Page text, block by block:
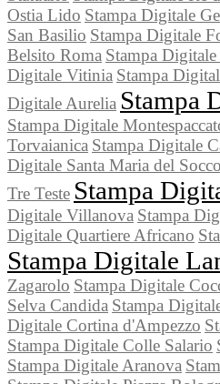
Ostia Lido Stampa Digitale
San Basilio Stampa Digitale
Belsito Roma Stampa
Digitale Vitinia Stampa
Digitale Aurelia Stampa
Stampa Digitale
Torvaianica Stampa Digitale
Digitale Santa Maria del
Tre Teste Stampa
Digitale Villanova Stampa
Digitale Quartiere Africano
Stampa Digitale
Zagarolo Stampa Digitale
Selva Candida Stampa
Digitale Cortina d'Ampezzo
Stampa Digitale Colle Salario
Stampa Digitale Aranova